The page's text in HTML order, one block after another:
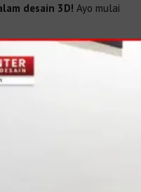
desain 3D! Ayo mulai